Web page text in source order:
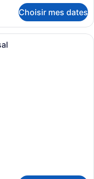
Choisir mes dates
d’hôtel avec un